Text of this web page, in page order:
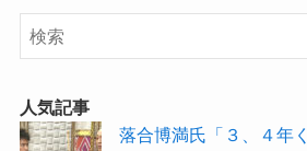
人気記事
落合博満氏「３、４年